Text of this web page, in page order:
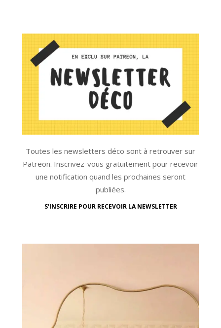
Toutes les newsletters déco sont à retrouver sur
Patreon. Inscrivez-vous gratuitement pour recevoir
une notification quand les prochaines seront
publiées.
S'INSCRIRE POUR RECEVOIR LA NEWSLETTER